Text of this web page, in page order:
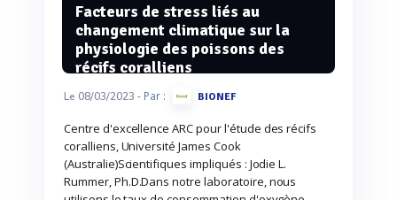
Facteurs de stress liés au
changement climatique sur la
physiologie des poissons des
récifs coralliens
Le 08/03/2023 - Par : BIONEF
Centre d'excellence ARC pour l'étude des récifs
coralliens, Université James Cook
(Australie)Scientifiques impliqués : Jodie L.
Rummer, Ph.D.Dans notre laboratoire, nous